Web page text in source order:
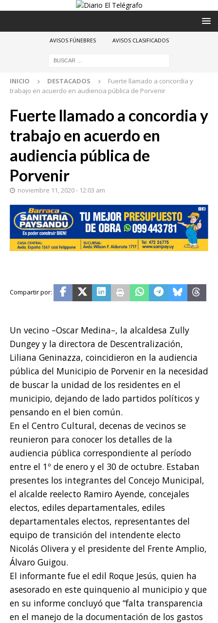
AVISOS FÚNEBRES AVISOS CLASIFICADOS
INICIO DESTACADOS
Fuerte llamado a concordia y
trabajo en acuerdo en audiencia pública de Porvenir
Fuerte llamado a concordia y
trabajo en acuerdo en
audiencia pública de
Porvenir
noviembre 11, 2020 - 12:03 am
Un vecino –Oscar Medina–, la alcaldesa Zully
Dungey y la directora de Descentralización,
Liliana Geninazza, coincidieron en la audiencia
pública del Municipio de Porvenir en la necesidad
de buscar la unidad de los residentes en el
municipio, dejando de lado partidos políticos y
pensando en el bien común.
En el Centro Cultural, decenas de vecinos se
reunieron para conocer los detalles de la
audiencia pública correspondiente al período
entre el 1º de enero y el 30 de octubre. Estaban
presentes los integrantes del Concejo Municipal,
el alcalde reelecto Ramiro Ayende, concejales
electos, ediles departamentales, ediles
departamentales electos, representantes del
equipo de transición del intendente electo
Nicolás Olivera y el presidente del Frente Amplio,
Álvaro Guigou.
El informante fue el edil Roque Jesús, quien ha
asesorado en este quinquenio al municipio y que
en su informe concluyó que “falta transparencia
en el manejo de la documentación de los gastos